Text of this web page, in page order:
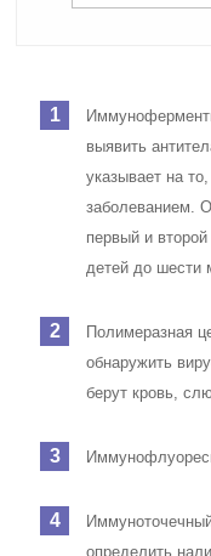
выявить
указывает на
заболеванием.
первый и
детей до шести
Полимеразная
обнаружить
берут кровь,
определить